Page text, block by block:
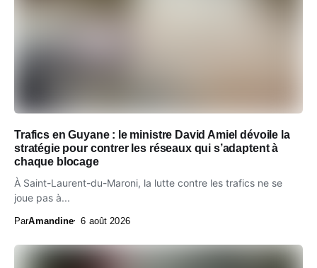
Trafics en Guyane : le ministre David Amiel dévoile la
stratégie pour contrer les réseaux qui s’adaptent à
chaque blocage
À Saint-Laurent-du-Maroni, la lutte contre les trafics ne se
joue pas à...
ParAmandine 6 août 2026